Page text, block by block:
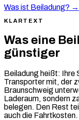
Was ist Beiladung? →
KLARTEXT
Was eine
günstiger
Beiladung heißt: Ihre
Transporter mit, der
Braunschweig
Laderaum, sondern
belegen. Den Rest
auch die Fahrtkosten.